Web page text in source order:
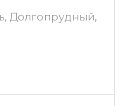
Долгопрудный,